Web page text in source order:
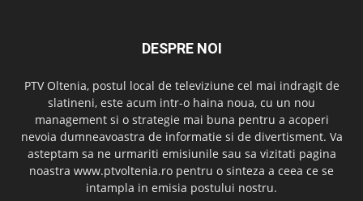
DESPRE NOI
PTV Oltenia, postul local de televiziune cel mai indragit de
slatineni, este acum intr-o haina noua, cu un nou
management si o strategie mai buna pentru a acoperi
nevoia dumneavoastra de informatie si de divertisment. Va
asteptam sa ne urmariti emisiunile sau sa vizitati pagina
noastra www.ptvoltenia.ro pentru o sinteza a ceea ce se
intampla in emisia postului nostru.